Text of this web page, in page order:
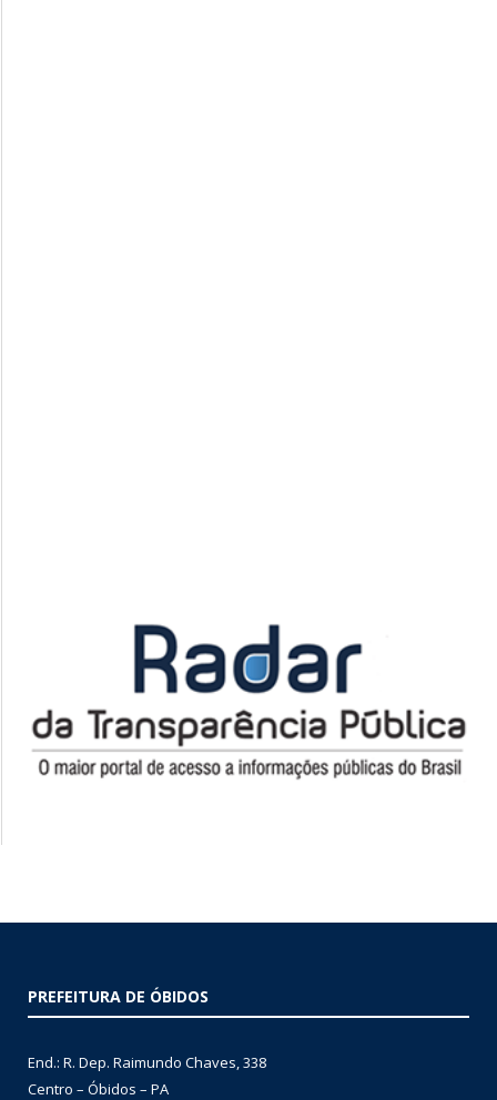
PREFEITURA DE ÓBIDOS
End.: R. Dep. Raimundo Chaves, 338
Centro – Óbidos – PA